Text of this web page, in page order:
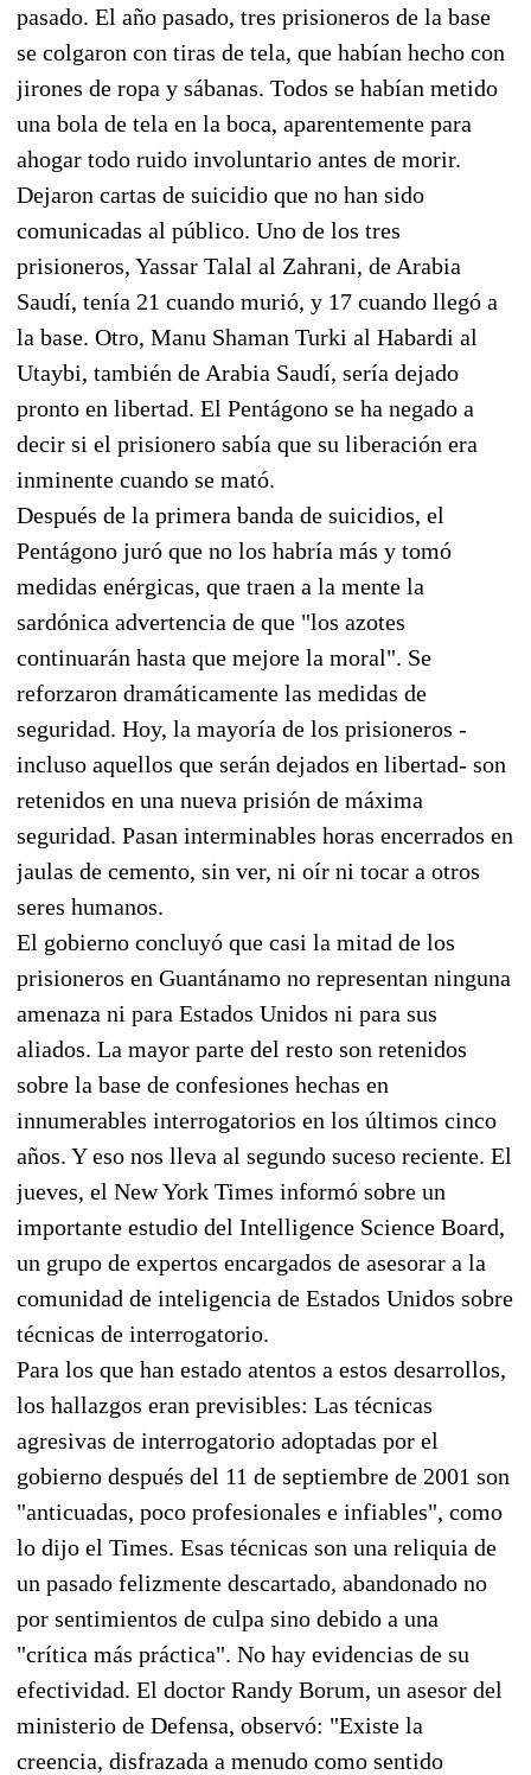
pasado. El año pasado, tres prisioneros de la base
se colgaron con tiras de tela, que habían hecho con
jirones de ropa y sábanas. Todos se habían metido
una bola de tela en la boca, aparentemente para
ahogar todo ruido involuntario antes de morir.
Dejaron cartas de suicidio que no han sido
comunicadas al público. Uno de los tres
prisioneros, Yassar Talal al Zahrani, de Arabia
Saudí, tenía 21 cuando murió, y 17 cuando llegó a
la base. Otro, Manu Shaman Turki al Habardi al
Utaybi, también de Arabia Saudí, sería dejado
pronto en libertad. El Pentágono se ha negado a
decir si el prisionero sabía que su liberación era
inminente cuando se mató.
Después de la primera banda de suicidios, el
Pentágono juró que no los habría más y tomó
medidas enérgicas, que traen a la mente la
sardónica advertencia de que "los azotes
continuarán hasta que mejore la moral". Se
reforzaron dramáticamente las medidas de
seguridad. Hoy, la mayoría de los prisioneros -
incluso aquellos que serán dejados en libertad- son
retenidos en una nueva prisión de máxima
seguridad. Pasan interminables horas encerrados en
jaulas de cemento, sin ver, ni oír ni tocar a otros
seres humanos.
El gobierno concluyó que casi la mitad de los
prisioneros en Guantánamo no representan ninguna
amenaza ni para Estados Unidos ni para sus
aliados. La mayor parte del resto son retenidos
sobre la base de confesiones hechas en
innumerables interrogatorios en los últimos cinco
años. Y eso nos lleva al segundo suceso reciente. El
jueves, el New York Times informó sobre un
importante estudio del Intelligence Science Board,
un grupo de expertos encargados de asesorar a la
comunidad de inteligencia de Estados Unidos sobre
técnicas de interrogatorio.
Para los que han estado atentos a estos desarrollos,
los hallazgos eran previsibles: Las técnicas
agresivas de interrogatorio adoptadas por el
gobierno después del 11 de septiembre de 2001 son
"anticuadas, poco profesionales e infiables", como
lo dijo el Times. Esas técnicas son una reliquia de
un pasado felizmente descartado, abandonado no
por sentimientos de culpa sino debido a una
"crítica más práctica". No hay evidencias de su
efectividad. El doctor Randy Borum, un asesor del
ministerio de Defensa, observó: "Existe la
creencia, disfrazada a menudo como sentido